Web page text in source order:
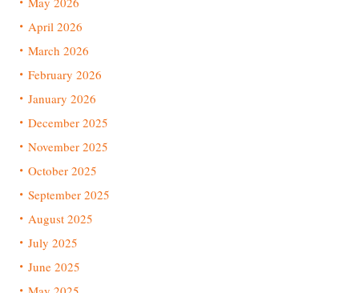
April 2026
March 2026
February 2026
January 2026
December 2025
November 2025
October 2025
September 2025
August 2025
July 2025
June 2025